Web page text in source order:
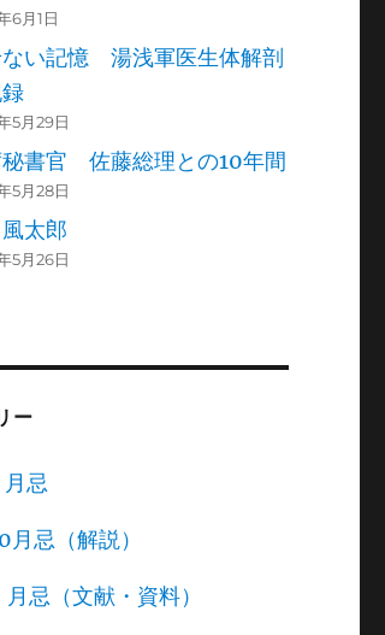
6月1日
い記憶 湯浅軍医生体解剖
5月29日
書官 佐藤総理との10年間
5月28日
太郎
5月26日
ー
忌
月忌（解説）
月忌（文献・資料）